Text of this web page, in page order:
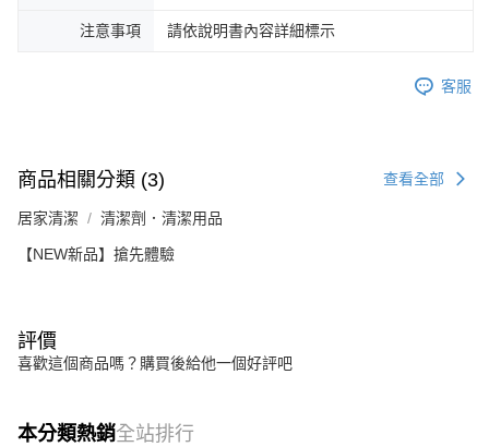
注意事項 請依說明書內容詳細標示
客服
商品相關分類 (3) 查看全部
居家清潔 清潔劑．清潔用品
【NEW新品】搶先體驗
評價
喜歡這個商品嗎？購買後給他一個好評吧
本分類熱銷全站排行